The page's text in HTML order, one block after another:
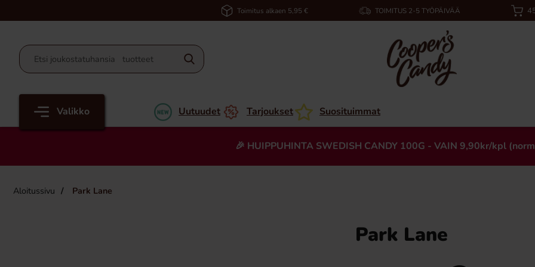
Toimitus alkaen 5,95 € TOIMITUS 2-5 TYÖPÄIVÄÄ
Valikko Uutuudet Tarjoukset Suosituimmat
🎉 HUIPPUHINTA SWEDISH CANDY 100G - VAIN 9,90kr/kpl
Aloitussivu Park Lane
Park Lane